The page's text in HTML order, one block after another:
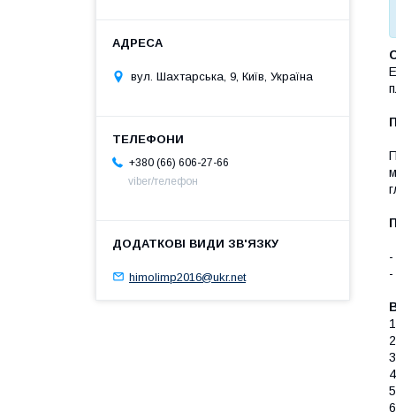
-
-
вул. Шахтарська, 9, Київ, Україна
+380 (66) 606-27-66
viber/телефон
himolimp2016@ukr.net